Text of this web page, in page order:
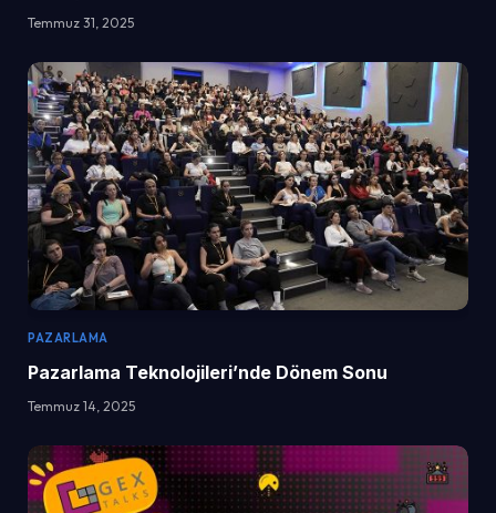
Temmuz 31, 2025
PAZARLAMA
Pazarlama Teknolojileri’nde Dönem Sonu
Temmuz 14, 2025